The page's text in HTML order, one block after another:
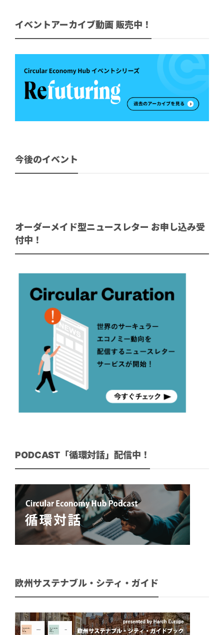
イベントアーカイブ動画 販売中！
今後のイベント
オーダーメイド型ニュースレター お申し込み受
付中！
PODCAST「循環対話」配信中！
欧州サステナブル・シティ・ガイド